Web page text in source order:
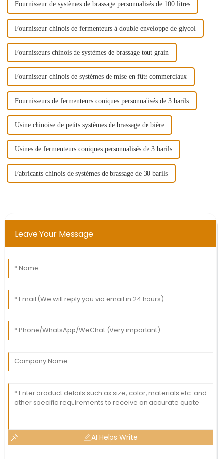
Fournisseur de systèmes de brassage personnalisés de 100 litres
Fournisseur chinois de fermenteurs à double enveloppe de glycol
Fournisseurs chinois de systèmes de brassage tout grain
Fournisseur chinois de systèmes de mise en fûts commerciaux
Fournisseurs de fermenteurs coniques personnalisés de 3 barils
Usine chinoise de petits systèmes de brassage de bière
Usines de fermenteurs coniques personnalisés de 3 barils
Fabricants chinois de systèmes de brassage de 30 barils
Leave Your Message
AI Helps Write